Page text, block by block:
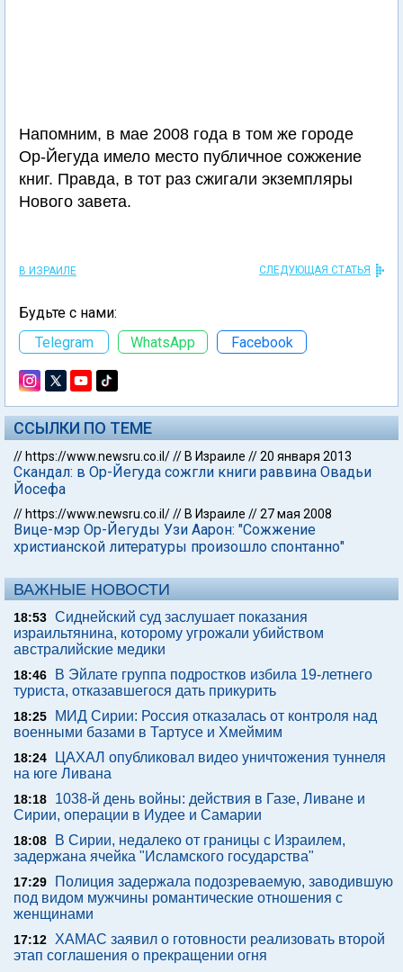
Напомним, в мае 2008 года в том же городе
Ор-Йегуда имело место публичное сожжение
книг. Правда, в тот раз сжигали экземпляры
Нового завета.
В ИЗРАИЛЕ СЛЕДУЮЩАЯ СТАТЬЯ
Будьте с нами:
Telegram
WhatsApp Facebook
ССЫЛКИ ПО ТЕМЕ
// https://www.newsru.co.il/// В Израиле //20 января 2013
Скандал: в Ор-Йегуда сожгли книги раввина Овадьи
Йосефа
// https://www.newsru.co.il/// В Израиле //27 мая 2008
Вице-мэр Ор-Йегуды Узи Аарон: "Сожжение
христианской литературы произошло спонтанно"
ВАЖНЫЕ НОВОСТИ
18:53 Сиднейский суд заслушает показания
израильтянина, которому угрожали убийством
австралийские медики
18:46
В Эйлате группа подростков избила 19-летнего
туриста, отказавшегося дать прикурить
18:25
МИД Сирии: Россия отказалась от контроля над
военными базами в Тартусе и Хмеймим
18:24
ЦАХАЛ опубликовал видео уничтожения туннеля
на юге Ливана
18:18
1038-й день войны: действия в Газе, Ливане и
Сирии, операции в Иудее и Самарии
18:08
В Сирии, недалеко от границы с Израилем,
задержана ячейка "Исламского государства"
17:29
Полиция задержала подозреваемую, заводившую
под видом мужчины романтические отношения с
женщинами
17:12
ХАМАС заявил о готовности реализовать второй
этап соглашения о прекращении огня